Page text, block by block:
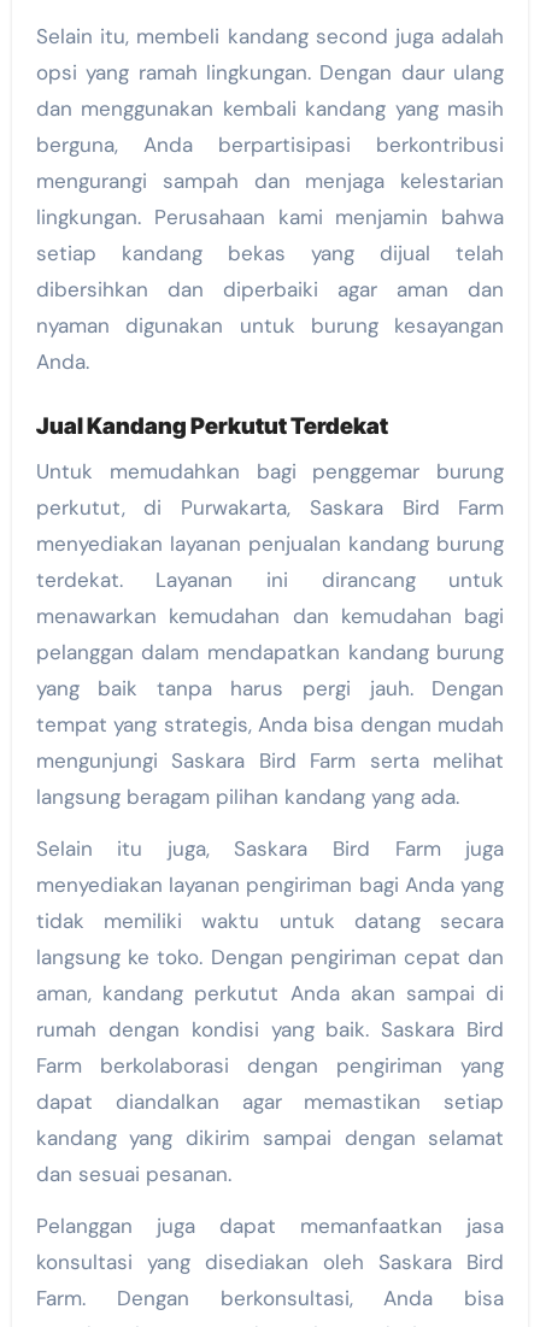
Selain itu, membeli kandang second juga adalah
opsi yang ramah lingkungan. Dengan daur ulang
dan menggunakan kembali kandang yang masih
berguna, Anda berpartisipasi berkontribusi
mengurangi sampah dan menjaga kelestarian
lingkungan. Perusahaan kami menjamin bahwa
setiap kandang bekas yang dijual telah
dibersihkan dan diperbaiki agar aman dan
nyaman digunakan untuk burung kesayangan
Anda.
Jual Kandang Perkutut Terdekat
Untuk memudahkan bagi penggemar burung
perkutut, di Purwakarta, Saskara Bird Farm
menyediakan layanan penjualan kandang burung
terdekat. Layanan ini dirancang untuk
menawarkan kemudahan dan kemudahan bagi
pelanggan dalam mendapatkan kandang burung
yang baik tanpa harus pergi jauh. Dengan
tempat yang strategis, Anda bisa dengan mudah
mengunjungi Saskara Bird Farm serta melihat
langsung beragam pilihan kandang yang ada.
Selain itu juga, Saskara Bird Farm juga
menyediakan layanan pengiriman bagi Anda yang
tidak memiliki waktu untuk datang secara
langsung ke toko. Dengan pengiriman cepat dan
aman, kandang perkutut Anda akan sampai di
rumah dengan kondisi yang baik. Saskara Bird
Farm berkolaborasi dengan pengiriman yang
dapat diandalkan agar memastikan setiap
kandang yang dikirim sampai dengan selamat
dan sesuai pesanan.
Pelanggan juga dapat memanfaatkan jasa
konsultasi yang disediakan oleh Saskara Bird
Farm. Dengan berkonsultasi, Anda bisa